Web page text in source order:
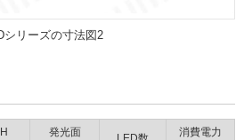
リーズの寸法図2
H
発光面
消費電力